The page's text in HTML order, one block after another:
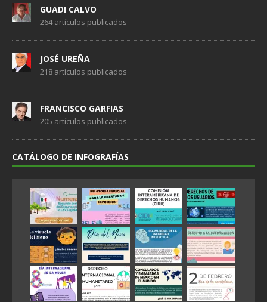
GUADI CALVO
264 artículos publicados
JOSÉ UREÑA
218 artículos publicados
FRANCISCO GARFIAS
205 artículos publicados
CATÁLOGO DE INFOGRAFÍAS